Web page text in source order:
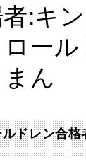
:キ
ロー
ん
ドレン合格